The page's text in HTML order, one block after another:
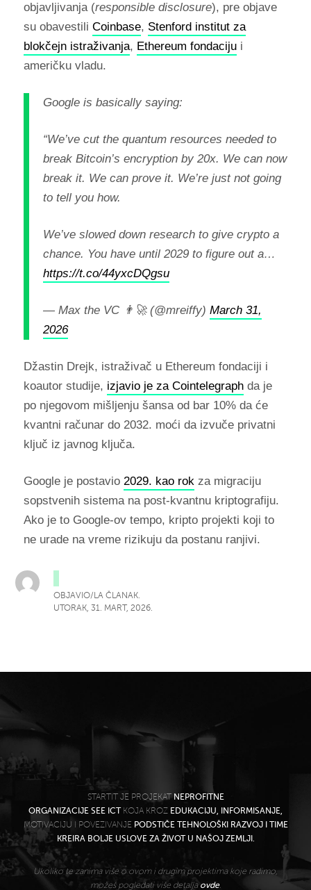
objavljivanja (responsible disclosure), pre objave
su obavestili Coinbase, Stenford institut za
blokčejn istraživanja, Ethereum fondacijui
američku vladu.
Google is basically saying:
“We’ve cut the quantum resources needed to
break Bitcoin’s encryption by 20x. We can now
break it. We can prove it. We’re just not going
to tell you how.
We’ve slowed down research to give crypto a
chance. You have until 2029 to figure out a…
https://t.co/44yxcDQgsu
— Max the VC 👨‍🚀 (@mreiffy) March 31,
2026
Džastin Drejk, istraživač u Ethereum fondaciji i
koautor studije, izjavio je za Cointelegraphda je
po njegovom mišljenju šansa od bar 10% da će
kvantni računar do 2032. moći da izvuče privatni
ključ iz javnog ključa.
Google je postavio 2029. kao rokza migraciju
sopstvenih sistema na post-kvantnu kriptografiju.
Ako je to Google-ov tempo, kripto projekti koji to
ne urade na vreme rizikuju da postanu ranjivi.
OBJAVIO/LA ČLANAK.
UTORAK, 31. MART, 2026.
STARTIT JE PROJEKAT NEPROFITNE
ORGANIZACIJE SEE ICTKOJA KROZ EDUKACIJU, INFORMISANJE,
MOTIVACIJU I POVEZIVANJE PODSTIČE TEHNOLOŠKI RAZVOJ I TIME
KREIRA BOLJE USLOVE ZA ŽIVOT U NAŠOJ ZEMLJI.
Ukoliko te zanima više o ovom i drugim projektima koje radimo,
možeš pogledati više detalja ovde.